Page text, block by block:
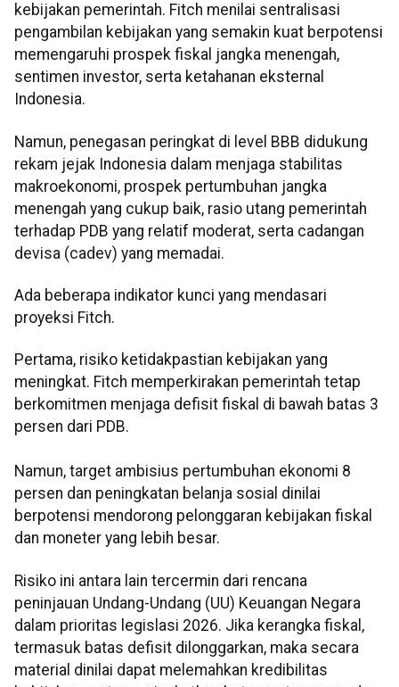
kebijakan pemerintah. Fitch menilai sentralisasi
pengambilan kebijakan yang semakin kuat berpotensi
memengaruhi prospek fiskal jangka menengah,
sentimen investor, serta ketahanan eksternal
Indonesia.
Namun, penegasan peringkat di level BBB didukung
rekam jejak Indonesia dalam menjaga stabilitas
makroekonomi, prospek pertumbuhan jangka
menengah yang cukup baik, rasio utang pemerintah
terhadap PDB yang relatif moderat, serta cadangan
devisa (cadev) yang memadai.
Ada beberapa indikator kunci yang mendasari
proyeksi Fitch.
Pertama, risiko ketidakpastian kebijakan yang
meningkat. Fitch memperkirakan pemerintah tetap
berkomitmen menjaga defisit fiskal di bawah batas 3
persen dari PDB.
Namun, target ambisius pertumbuhan ekonomi 8
persen dan peningkatan belanja sosial dinilai
berpotensi mendorong pelonggaran kebijakan fiskal
dan moneter yang lebih besar.
Risiko ini antara lain tercermin dari rencana
peninjauan Undang-Undang (UU) Keuangan Negara
dalam prioritas legislasi 2026. Jika kerangka fiskal,
termasuk batas defisit dilonggarkan, maka secara
material dinilai dapat melemahkan kredibilitas